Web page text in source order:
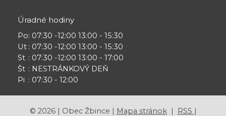
Úradné hodiny
Po
Ut
St
Št
Pi
: 07:30 -12:00 13:00 - 15:30
: 07:30 -12:00 13:00 - 15:30
: 07:30 -12:00 13:00 - 17:00
: NESTRÁNKOVÝ DEŇ
: 07:30 - 12:00
© 2026| Obec Žbince | Mapa stránok| RSS |